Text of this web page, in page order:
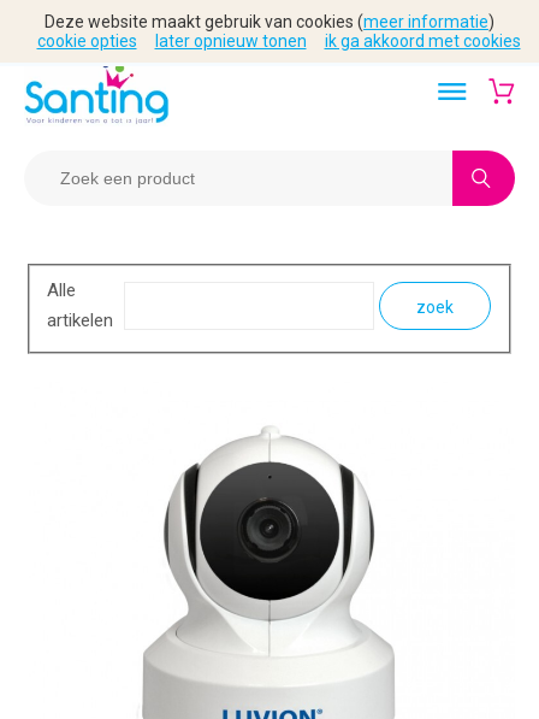
Alle
artikelen
zoek
Deze website maakt gebruik van cookies (meer informatie)
cookie opties
later opnieuw tonen ik ga akkoord met cookies